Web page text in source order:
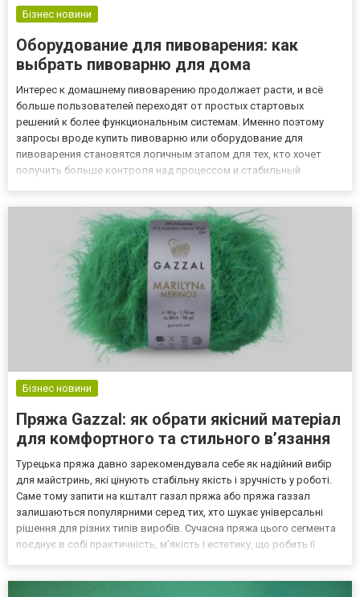
Бізнес новини
Оборудование для пивоварения: как
выбрать пивоварню для дома
Интерес к домашнему пивоварению продолжает расти, и всё
больше пользователей переходят от простых стартовых
решений к более функциональным системам. Именно поэтому
запросы вроде купить пивоварню или оборудование для
пивоварения становятся логичным этапом для тех, кто хочет
получить больше контроля над процессом и стабильный
предсказуемым и удобным, а также р...
Бізнес новини
Пряжа Gazzal: як обрати якісний матеріал
для комфортного та стильного в’язання
Турецька пряжа давно зарекомендувала себе як надійний вибір
для майстринь, які цінують стабільну якість і зручність у роботі.
Саме тому запити на кшталт газал пряжа або пряжа газзал
залишаються популярними серед тих, хто шукає універсальні
рішення для різних типів виробів. Сучасна пряжа цього сегмента
поєднує в собі практичність, м’якість і естетику, що робить її